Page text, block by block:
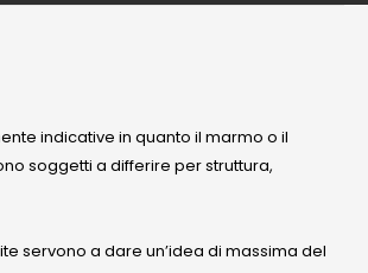
indicative in quanto il marmo o il
soggetti a differire per struttura,
servono a dare un’idea di massima del